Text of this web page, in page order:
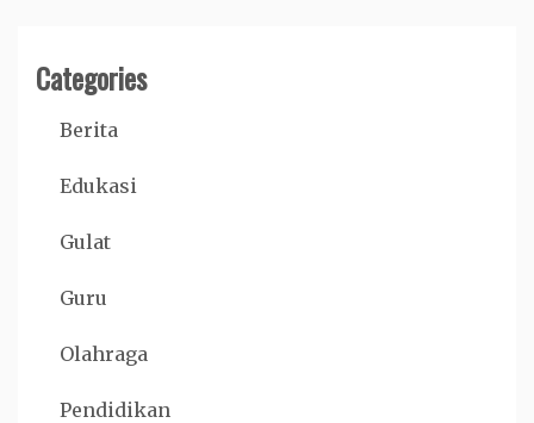
Categories
Berita
Edukasi
Gulat
Guru
Olahraga
Pendidikan